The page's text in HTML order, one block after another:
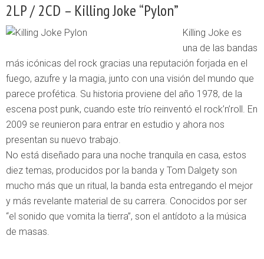
2LP / 2CD – Killing Joke “Pylon”
Killing Joke es
una de las bandas
más icónicas del rock gracias una reputación forjada en el
fuego, azufre y la magia, junto con una visión del mundo que
parece profética. Su historia proviene del año 1978, de la
escena post punk, cuando este trío reinventó el rock’n’roll. En
2009 se reunieron para entrar en estudio y ahora nos
presentan su nuevo trabajo.
No está diseñado para una noche tranquila en casa, estos
diez temas, producidos por la banda y Tom Dalgety son
mucho más que un ritual, la banda esta entregando el mejor
y más revelante material de su carrera. Conocidos por ser
“el sonido que vomita la tierra”, son el antídoto a la música
de masas.